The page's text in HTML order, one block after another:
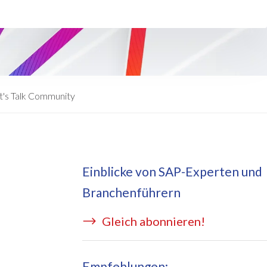
Form
Learning Request
auf Azure
BRIDGE Managed Services
Talk Community
Einblicke von SAP-Experten und
Branchenführern
Gleich abonnieren!